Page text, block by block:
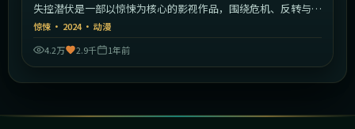
失控潜伏是一部以惊悚为核心的影视作品，围绕危机、反转与人
物成长展开，整体节奏紧凑，值得推荐观看。
惊悚 · 2024· 动漫
4.2万
2.9千 1年前